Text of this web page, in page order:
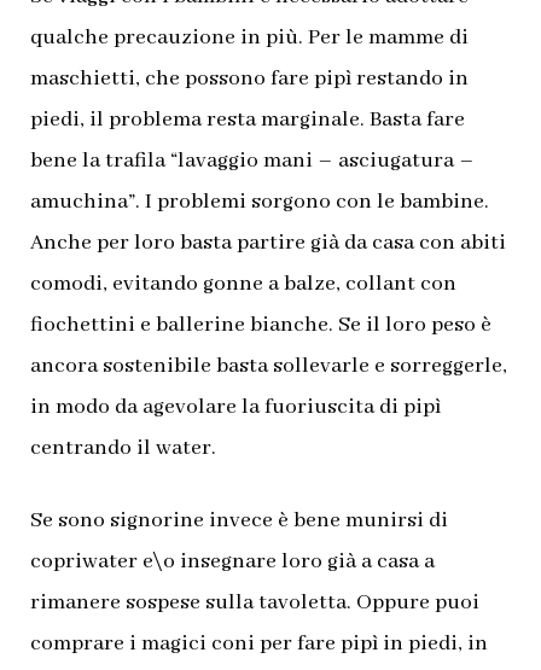
qualche precauzione in più. Per le mamme di
maschietti, che possono fare pipì restando in
piedi, il problema resta marginale. Basta fare
bene la trafila “lavaggio mani – asciugatura –
amuchina”. I problemi sorgono con le bambine.
Anche per loro basta partire già da casa con abiti
comodi, evitando gonne a balze, collant con
fiochettini e ballerine bianche. Se il loro peso è
ancora sostenibile basta sollevarle e sorreggerle,
in modo da agevolare la fuoriuscita di pipì
centrando il water.
Se sono signorine invece è bene munirsi di
copriwater e\o insegnare loro già a casa a
rimanere sospese sulla tavoletta. Oppure puoi
comprare i magici coni per fare pipì in piedi, in